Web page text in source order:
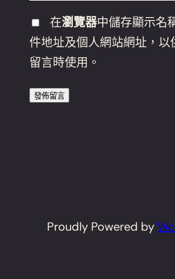
在瀏覽器中儲存顯示名
件地址及個人網站網址，以
留言時使用。
Proudly Powered by